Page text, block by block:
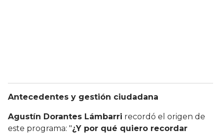
Antecedentes y gestión ciudadana
Agustín Dorantes Lámbarri recordó el origen de
este programa: "¿Y por qué quiero recordar